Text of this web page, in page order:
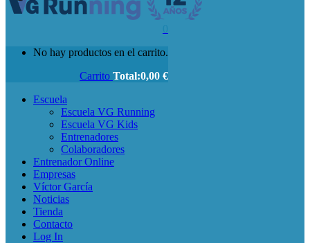
No hay productos en el carrito.
Carrito Total:0,00 €
Escuela
Escuela VG Running
Escuela VG Kids
Entrenadores
Colaboradores
Entrenador Online
Empresas
Víctor García
Noticias
Tienda
Contacto
Log In